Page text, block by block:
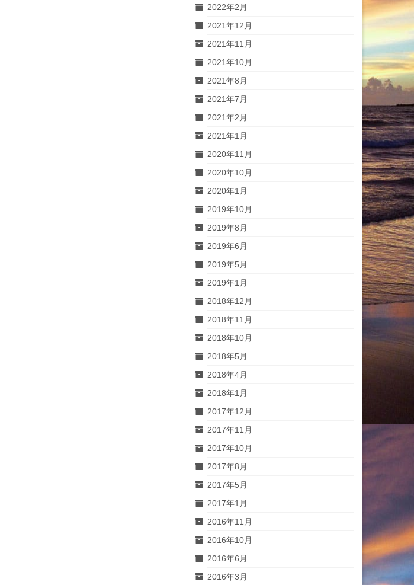
2022年2月
2021年12月
2021年11月
2021年10月
2021年8月
2021年7月
2021年2月
2021年1月
2020年11月
2020年10月
2020年1月
2019年10月
2019年8月
2019年6月
2019年5月
2019年1月
2018年12月
2018年11月
2018年10月
2018年5月
2018年4月
2018年1月
2017年12月
2017年11月
2017年10月
2017年8月
2017年5月
2017年1月
2016年11月
2016年10月
2016年6月
2016年3月